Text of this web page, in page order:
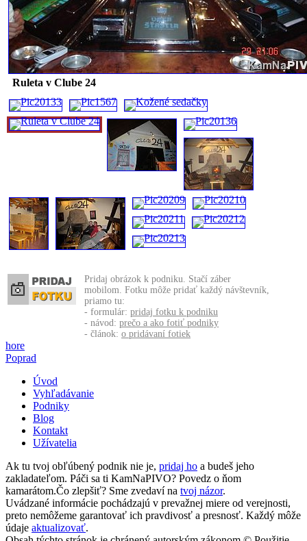
Ruleta v Clube 24
Pridaj obrázok k podniku. Stačí záber
mobilom. Fotku môže pridať každý návštevník,
priamo tu:
- formulár: pridaj fotku k podniku
- návod: prečo a ako fotiť podniky
- článok: o pridávaní fotiek
hore
Poprad
Úvod
Vyhľadávanie
Podniky
Blog
Kontakt
Užívatelia
Ak tu tvoj obľúbený podnik nie je, pridaj ho a budeš jeho
zakladateľom. Páči sa ti KamNaPIVO? Povedz o ňom
kamarátom.Čo zlepšiť? Sme zvedaví na tvoj názor.
Uvádzané informácie pochádzajú v prevažnej miere od verejnosti,
preto nemôžeme garantovať ich pravdivosť a presnosť. Každý môže
údaje aktualizovať.